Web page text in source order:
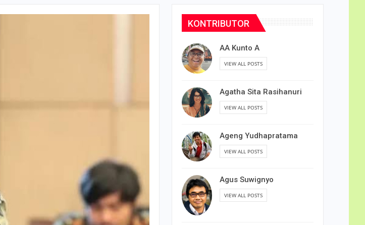
KONTRIBUTOR
AA Kunto A
VIEW ALL POSTS
Agatha Sita Rasihanuri
VIEW ALL POSTS
Ageng Yudhapratama
VIEW ALL POSTS
Agus Suwignyo
VIEW ALL POSTS